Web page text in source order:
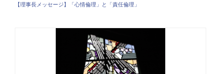
【理事長メッセージ】「心情倫理」と「責任倫理」